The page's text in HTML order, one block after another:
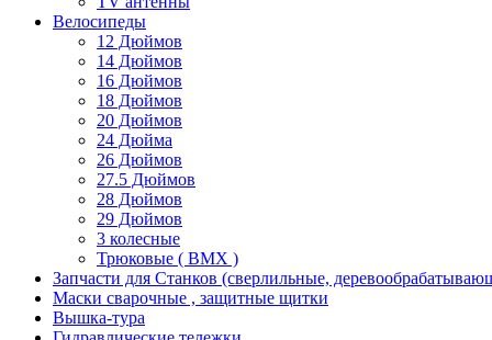
Велосипеды
12 Дюймов
14 Дюймов
16 Дюймов
18 Дюймов
20 Дюймов
24 Дюйма
26 Дюймов
27.5 Дюймов
28 Дюймов
29 Дюймов
3 колесные
Трюковые ( BMX )
Запчасти для Станков (сверлильные,
Маски сварочные , защитные щитки
Вышка-тура